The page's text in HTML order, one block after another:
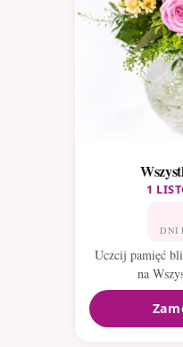
1
DNI
Uczcij pamięć
na